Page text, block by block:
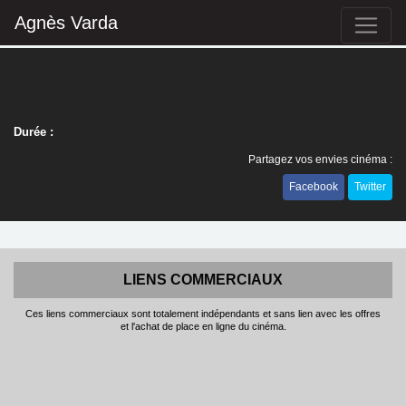
Agnès Varda
Durée :
Partagez vos envies cinéma :
Facebook Twitter
LIENS COMMERCIAUX
Ces liens commerciaux sont totalement indépendants et sans lien avec les offres
et l'achat de place en ligne du cinéma.